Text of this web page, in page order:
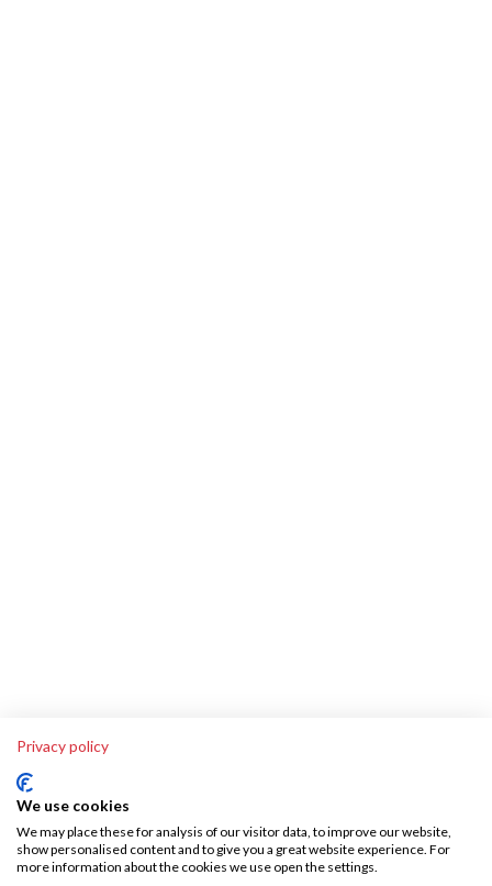
Privacy policy
We use cookies
We may place these for analysis of our visitor data, to improve our website,
show personalised content and to give you a great website experience. For
more information about the cookies we use open the settings.